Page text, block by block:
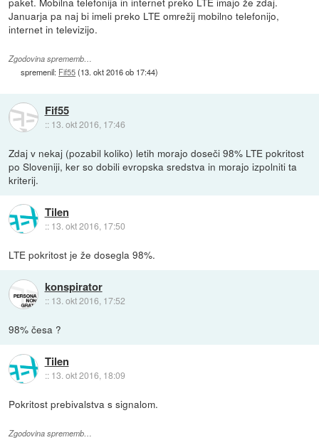
Januarja pa naj bi imeli preko LTE omrežij mobilno telefonijo,
internet in televizijo.
Zgodovina sprememb…
spremenil: Fif55(13. okt 2016 ob 17:44)
Fif55
:: 13. okt 2016, 17:46
Zdaj v nekaj (pozabil koliko) letih morajo doseči 98% LTE pokritost
po Sloveniji, ker so dobili evropska sredstva in morajo izpolniti ta
kriterij.
Tilen
:: 13. okt 2016, 17:50
LTE pokritost je že dosegla 98%.
konspirator
:: 13. okt 2016, 17:52
98% česa ?
Tilen
:: 13. okt 2016, 18:09
Pokritost prebivalstva s signalom.
Zgodovina sprememb…